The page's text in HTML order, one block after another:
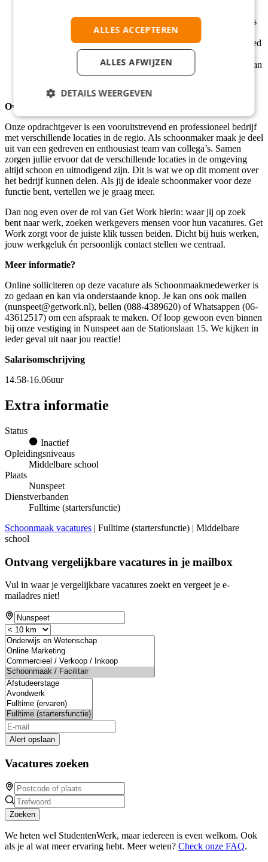
vervoer. Dit zodat je zelfstandig tussen verschillende locaties
Je werkt graag in een team, maar je kunt ook zelfstandig goed
Je bent woonachtig in Nunspeet of in de nabije omgeving van
Nunspeet. Denk aan Harderwijk, Elburg, Oldebroek, ’t
Over de opdrachtgever
Onze opdrachtgever is een vooruitstrevend en professioneel bedrijf
met verschillende locaties in de regio. Als schoonmaker maak je deel
uit van een gedreven en enthousiast team van collega’s. Samen
zorgen jullie ervoor dat de verschillende locaties in de omgeving
altijd schoon en uitnodigend zijn. Dit is wat we op dit moment over
het bedrijf kunnen delen. Als jij de ideale schoonmaker voor deze
functie bent, vertellen we je graag meer.
Dan nog even over de rol van Get Work hierin: waar jij op zoek
bent naar werk, zoeken werkgevers mensen voor hun vacatures. Get
Work zorgt voor de juiste klik tussen beiden. Dicht bij huis werken,
jouw werkgeluk én persoonlijk contact stellen we centraal.
Meer informatie?
Online solliciteren op deze vacature als Schoonmaakmedewerker is
zo gedaan en kan via onderstaande knop. Je kan ons ook mailen
(nunspeet@getwork.nl), bellen (088-4389620) of Whatsappen (06-
43612517) om een afspraak te maken. Of loop gewoon even binnen
bij onze vestiging in Nunspeet aan de Stationslaan 15. We kijken in
ieder geval uit naar jou reactie!
Salarisomschrijving
14.58-16.06uur
Extra informatie
Status
Inactief
Opleidingsniveaus
Middelbare school
Plaats
Nunspeet
Dienstverbanden
Fulltime (startersfunctie)
Schoonmaak vacatures | Fulltime (startersfunctie) | Middelbare
school
Ontvang vergelijkbare vacatures in je mailbox
Vul in waar je vergelijkbare vacatures zoekt en vergeet je e-
mailadres niet!
Alert opslaan
Vacatures zoeken
Zoeken
We heten wel StudentenWerk, maar iedereen is even welkom. Ook
als je al wat meer ervaring hebt. Meer weten? Check onze FAQ.
ALLES ACCEPTEREN
ALLES AFWIJZEN
DETAILS WEERGEVEN